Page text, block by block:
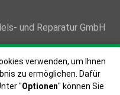
und Reparatur GmbH
verwenden, um Ihnen
zu ermöglichen. Dafür
"Optionen" können Sie